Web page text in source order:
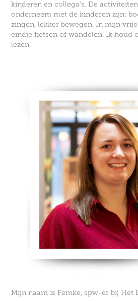
kinderen en collega’s.De
onderneem met de kinderen zijn:
zingen, lekker bewegen.In mijn
eindje fietsen of wandelen. Ik houd
lezen.
Mijn naam is Femke, spw-er bij Het